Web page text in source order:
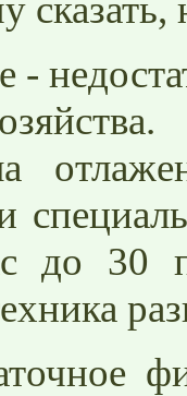
сказать,
-
до 30